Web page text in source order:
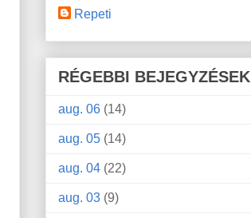
Repeti
RÉGEBBI BEJEGYZÉSEK
aug. 06 (14)
aug. 05 (14)
aug. 04 (22)
aug. 03 (9)